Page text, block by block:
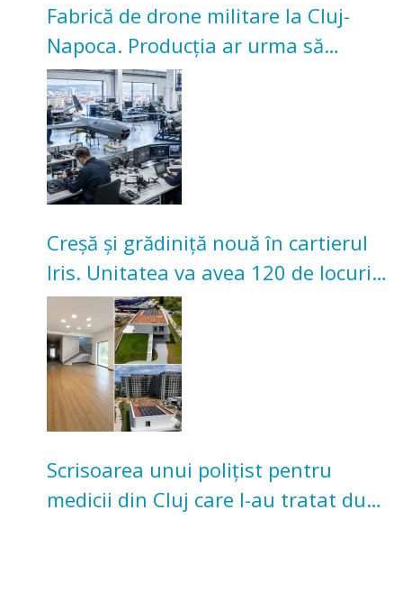
Fabrică de drone militare la Cluj-
Napoca. Producția ar urma să
înceapă în toamna acestui an
Creșă și grădiniță nouă în cartierul
Iris. Unitatea va avea 120 de locuri
pentru copii
Scrisoarea unui polițist pentru
medicii din Cluj care l-au tratat după